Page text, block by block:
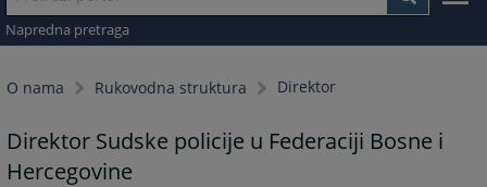
Napredna pretraga
O nama Rukovodna strukturа Direktor
Direktor Sudske policije u Federaciji Bosne i
Hercegovine